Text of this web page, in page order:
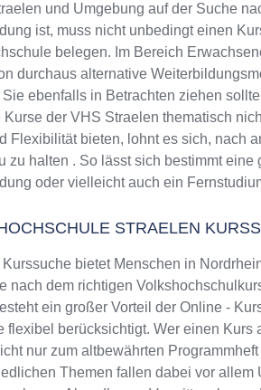
und Umgebung auf der Suche
ist, muss nicht unbedingt einen
belegen. Im Bereich
durchaus alternative
Sie ebenfalls in Betrachten ziehen
Kurse der VHS Straelen thematisch
Flexibilität bieten, lohnt es sich, nach
zu halten . So lässt sich bestimmt eine
oder vielleicht auch ein
STRAELEN
bietet Menschen in
nach dem richtigen
ein großer Vorteil der Online -
flexibel berücksichtigt. Wer einen
nur zum altbewährten
Themen fallen dabei vor